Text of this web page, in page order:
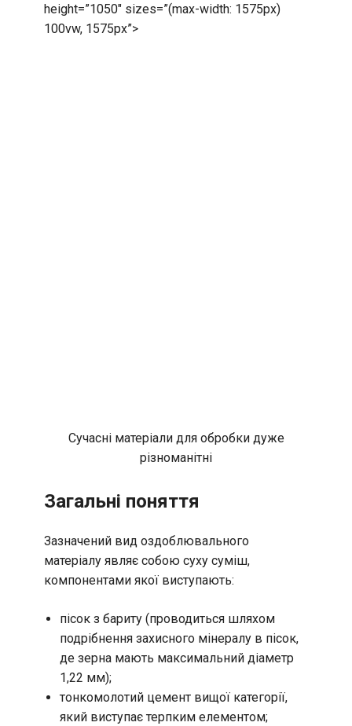
height=”1050″ sizes=”(max-width: 1575px)
100vw, 1575px”>
Сучасні матеріали для обробки дуже
різноманітні
Загальні поняття
Зазначений вид оздоблювального
матеріалу являє собою суху суміш,
компонентами якої виступають:
пісок з бариту (проводиться шляхом
подрібнення захисного мінералу в пісок,
де зерна мають максимальний діаметр
1,22 мм);
тонкомолотий цемент вищої категорії,
який виступає терпким елементом;